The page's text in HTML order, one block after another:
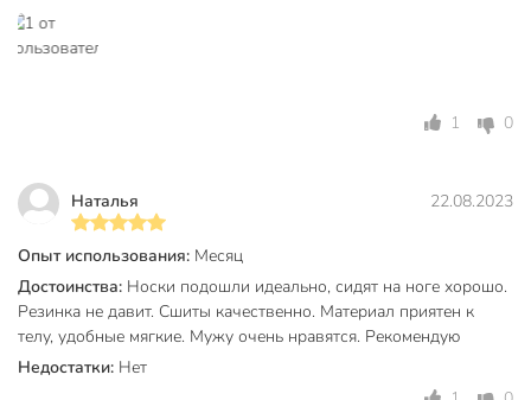
1 0
Наталья 22.08.2023
Опыт использования: Месяц
Достоинства: Носки подошли идеально, сидят на ноге хорошо.
Резинка не давит. Сшиты качественно. Материал приятен к
телу, удобные мягкие. Мужу очень нравятся. Рекомендую
Недостатки: Нет